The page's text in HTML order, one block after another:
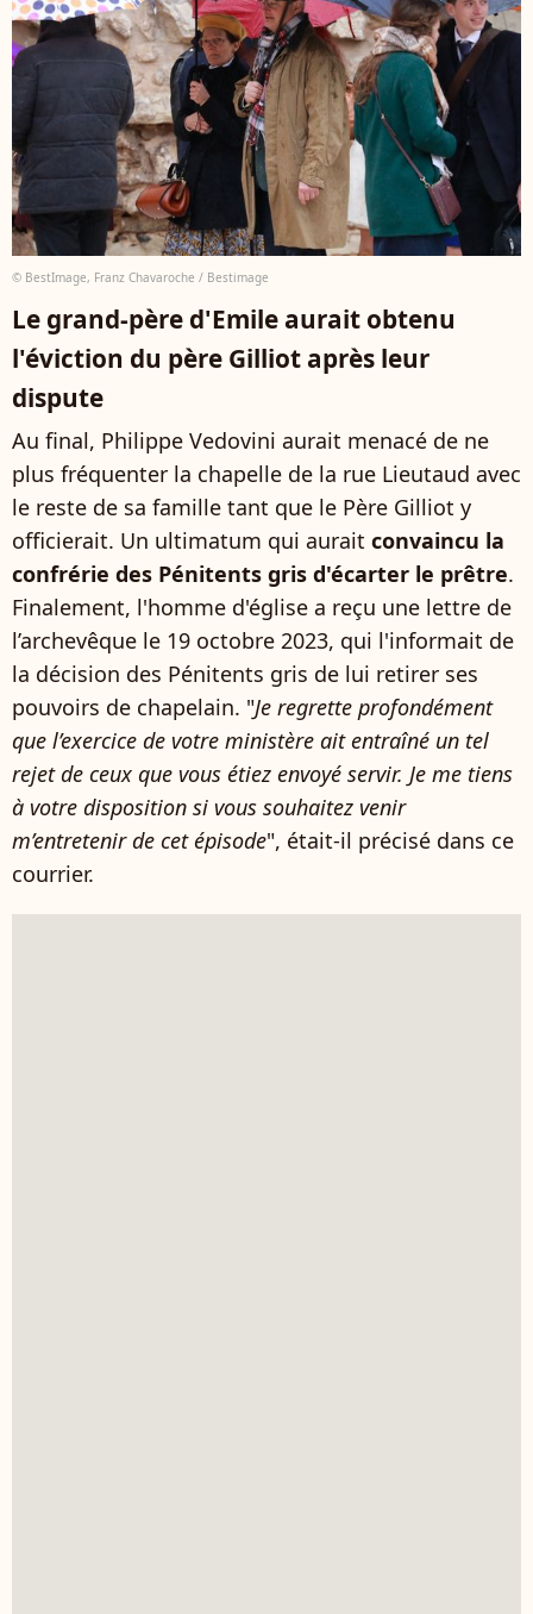
© BestImage, Franz Chavaroche / Bestimage
Le grand-père d'Emile aurait obtenu
l'éviction du père Gilliot après leur
dispute
Au final, Philippe Vedovini aurait menacé de ne
plus fréquenter la chapelle de la rue Lieutaud avec
le reste de sa famille tant que le Père Gilliot y
officierait. Un ultimatum qui aurait convaincu la
confrérie des Pénitents gris d'écarter le prêtre.
Finalement, l'homme d'église a reçu une lettre de
l’archevêque le 19 octobre 2023, qui l'informait de
la décision des Pénitents gris de lui retirer ses
pouvoirs de chapelain. "Je regrette profondément
que l’exercice de votre ministère ait entraîné un tel
rejet de ceux que vous étiez envoyé servir. Je me tiens
à votre disposition si vous souhaitez venir
m’entretenir de cet épisode", était-il précisé dans ce
courrier.